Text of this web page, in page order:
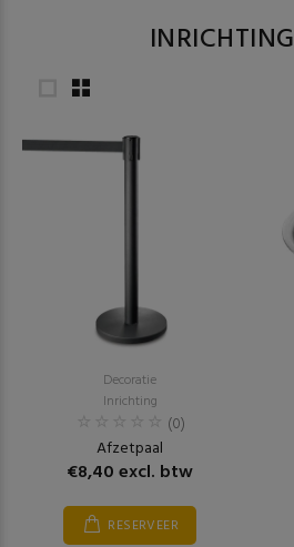
INRICHTING
Decoratie
Inrichting
(0)
Afzetpaal
€8,40 excl. btw
RESERVEER